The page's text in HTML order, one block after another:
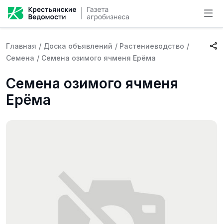
Главная / Доска объявлений / Растениеводство /
Семена / Семена озимого ячменя Ерёма
Семена озимого ячменя
Ерёма